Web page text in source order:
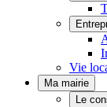
Vie
Ma mairie
Le